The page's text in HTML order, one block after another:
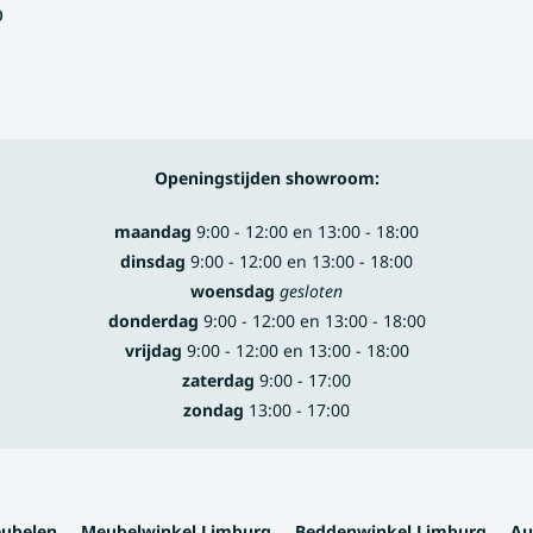
Openingstijden showroom:
maandag 9:00 - 12:00 en 13:00 - 18:00
dinsdag 9:00 - 12:00 en 13:00 - 18:00
woensdag gesloten
donderdag 9:00 - 12:00 en 13:00 - 18:00
vrijdag 9:00 - 12:00 en 13:00 - 18:00
zaterdag 9:00 - 17:00
zondag 13:00 - 17:00